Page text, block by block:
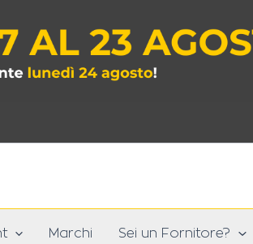
Marchi Sei un Fornitore?